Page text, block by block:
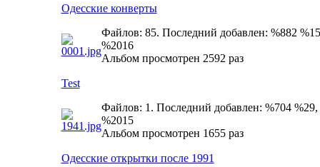
Одесские конверты
Файлов: 85. Последний добавлен: %882
%2016
Альбом просмотрен 2592 раз
Test
Файлов: 1. Последний добавлен: %704 %29,
%2015
Альбом просмотрен 1655 раз
Одесские открытки после 1991